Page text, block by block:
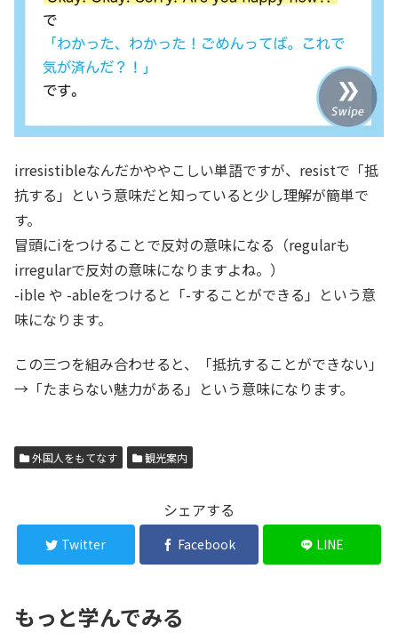
irresistibleなんだかややこしい単語ですが、resistで「抵
抗する」という意味だと知っていると少し理解が簡単で
す。
冒頭にiをつけることで反対の意味になる（regularも
irregularで反対の意味になりますよね。）
-ible や -ableをつけると「-することができる」という意
味になります。
この三つを組み合わせると、「抵抗することができない」
→「たまらない魅力がある」という意味になります。
外国人をもてなす 観光案内
シェアする
Twitter Facebook LINE
もっと学んでみる